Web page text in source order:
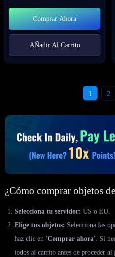
Comprar Ahora
AÑadir Al Carrito
1 2
¿Cómo comprar objetos
Selecciona tu servidor: US o EU.
Elige tus objetos: Selecciona las
haz clic en 'Comprar ahora' . Si
todos al carrito antes de proceder al